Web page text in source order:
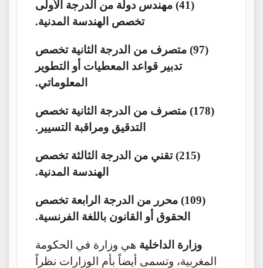
(41) مهندس دولة من الدرجة الأولى
تخصص الهندسة المدنية.
(97) متصرف من الدرجة الثانية تخصص
تدبير قواعد المعطيات أو التطوير
المعلوماتي.
(178) متصرف من الدرجة الثانية تخصص
التدقيق ومراقبة التسيير.
(215) تقني من الدرجة الثالثة تخصص
الهندسة المدنية.
(109) محرر من الدرجة الرابعة تخصص
الحقوق أو القانون باللغة الفرنسية.
وزارة الداخلية هي وزارة في الحكومة
المغربية، وتسمى أيضاً بأم الوزارات نظراً